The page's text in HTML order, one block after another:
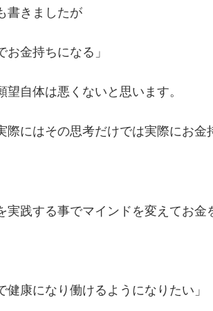
書きましたが
お金持ちになる」
望自体は悪くないと思います。
際にはその思考だけでは実際にお金
実践する事でマインドを変えてお金
健康になり働けるようになりたい」